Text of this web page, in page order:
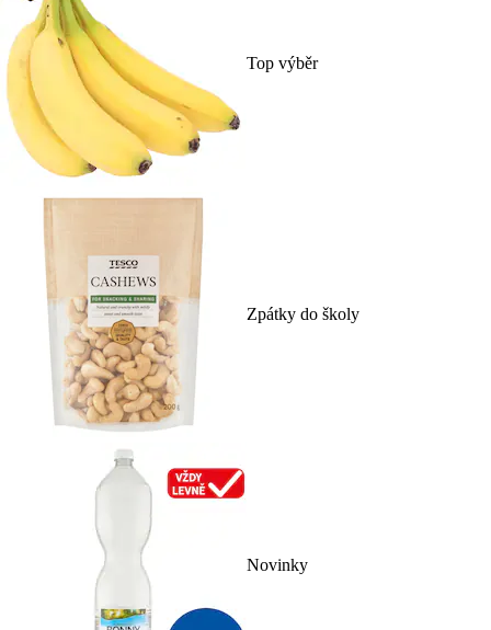
Top výběr
Zpátky do školy
Novinky